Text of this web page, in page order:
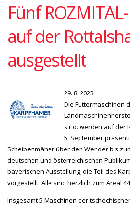
Fünf
auf der
ausgestellt
29. 8. 2023
Die Futtermaschinen
s.r.o. werden auf der
5. September
Scheibenmäher über den Wender bis
deutschen und österreichischen
bayerischen Ausstellung, die Teil des
vorgestellt. Alle sind herzlich zum Areal
Insgesamt 5 Maschinen der